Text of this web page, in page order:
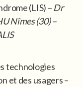
(LIS) – Dr
Nîmes (30) –
technologies
et des usagers –